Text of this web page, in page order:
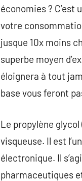
économies ? C’est
votre
jusque 10x moins
superbe moyen
éloignera à tout
base vous feront
Le propylène
visqueuse. Il est
électronique. Il
pharmaceutiques